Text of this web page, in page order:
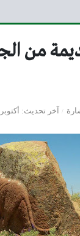
من
آخر تحديث أكتوبر 18, 2025